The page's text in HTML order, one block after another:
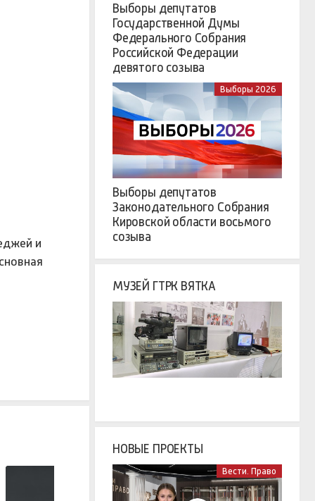
и
Выборы депутатов
Государственной Думы
Федерального Собрания
Российской Федерации
девятого созыва
Выборы 2026
Выборы депутатов
Законодательного Собрания
Кировской области восьмого
созыва
МУЗЕЙ ГТРК ВЯТКА
НОВЫЕ ПРОЕКТЫ
Вести. Право